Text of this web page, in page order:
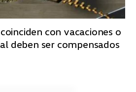
con vacaciones o
deben ser compensados